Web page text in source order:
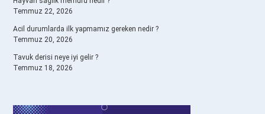
Temmuz 22, 2026
Acil durumlarda ilk yapmamız gereken nedir ?
Temmuz 20, 2026
Tavuk derisi neye iyi gelir ?
Temmuz 18, 2026